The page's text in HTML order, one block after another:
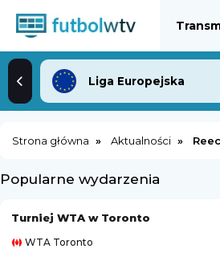
Liga Europejska
Strona główna Aktualności
Popularne wydarzenia
Turniej WTA w Toronto
WTA Toronto